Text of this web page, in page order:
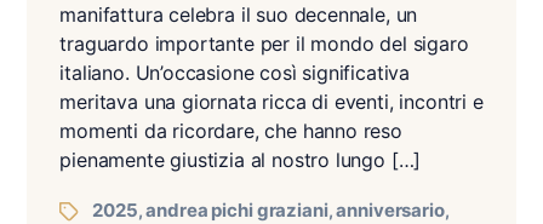
manifattura celebra il suo decennale, un
traguardo importante per il mondo del sigaro
italiano. Un’occasione così significativa
meritava una giornata ricca di eventi, incontri e
momenti da ricordare, che hanno reso
pienamente giustizia al nostro lungo […]
2025,andrea pichi graziani,anniversario,